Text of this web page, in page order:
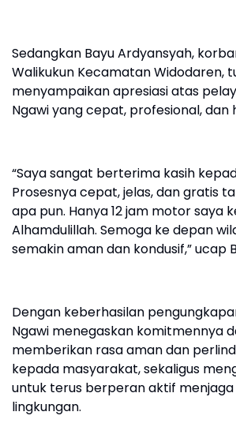
Sedangkan Bayu Ardyansyah,
Walikukun Kecamatan Widodaren,
menyampaikan apresiasi atas
Ngawi yang cepat, profesional, dan
“Saya sangat berterima kasih
Prosesnya cepat, jelas, dan gratis
apa pun. Hanya 12 jam motor saya
Alhamdulillah. Semoga ke depan
semakin aman dan kondusif,” ucap
Dengan keberhasilan
Ngawi menegaskan komitmennya
memberikan rasa aman dan
kepada masyarakat, sekaligus
untuk terus berperan aktif
lingkungan.